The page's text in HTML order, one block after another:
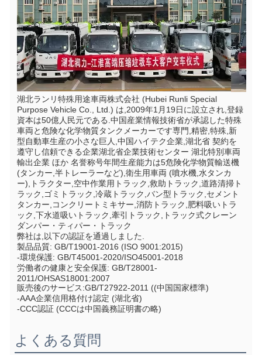
湖北ランリ特殊用途車両株式会社 (Hubei Runli Special
Purpose Vehicle Co., Ltd.) は,2009年1月19日に設立され,登録
資本は50億人民元である.中国産業情報技術省が承認した特殊
車両と危険な化学物質タンクメーカーです専門,精密,特殊,新
型自動車生産の小さな巨人,中国ハイテク企業,湖北省 契約を
遵守し信頼できる企業湖北省企業技術センター 湖北特別車両
輸出企業 ほか 名誉称号年間生産能力は5危険化学物質輸送機
(タンカー,半トレーラーなど),衛生用車両 (噴水機,水タンカ
ー),トラクター,空中作業用トラック,救助トラック,道路清掃ト
ラック,ゴミトラック,冷蔵トラック,バン型トラック,セメント
タンカー,コンクリートミキサー,消防トラック,肥料吸いトラ
ック,下水道吸いトラック,牽引トラック,トラック式クレーン
ダンパー・ティパー・トラック
弊社は,以下の認証を通過しました.
製品品質: GB/T19001-2016 (ISO 9001:2015)
-環境保護: GB/T45001-2020/ISO45001-2018
労働者の健康と安全保護: GB/T28001-
2011/OHSAS18001:2007
販売後のサービス:GB/T27922-2011 ((中国国家標準)
-AAA企業信用格付け認定 (湖北省)
-CCC認証 (CCCは中国義務証明書の略)
よくある質問